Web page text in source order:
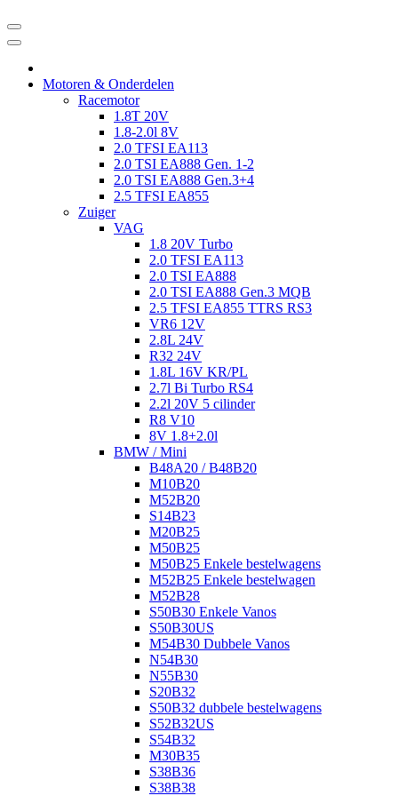
Motoren & Onderdelen
Racemotor
1.8T 20V
1.8-2.0l 8V
2.0 TFSI EA113
2.0 TSI EA888 Gen. 1-2
2.0 TSI EA888 Gen.3+4
2.5 TFSI EA855
Zuiger
VAG
1.8 20V Turbo
2.0 TFSI EA113
2.0 TSI EA888
2.0 TSI EA888 Gen.3 MQB
2.5 TFSI EA855 TTRS RS3
VR6 12V
2.8L 24V
R32 24V
1.8L 16V KR/PL
2.7l Bi Turbo RS4
2.2l 20V 5 cilinder
R8 V10
8V 1.8+2.0l
BMW / Mini
B48A20 / B48B20
M10B20
M52B20
S14B23
M20B25
M50B25
M50B25 Enkele bestelwagens
M52B25 Enkele bestelwagen
M52B28
S50B30 Enkele Vanos
S50B30US
M54B30 Dubbele Vanos
N54B30
N55B30
S20B32
S50B32 dubbele bestelwagens
S52B32US
S54B32
M30B35
S38B36
S38B38